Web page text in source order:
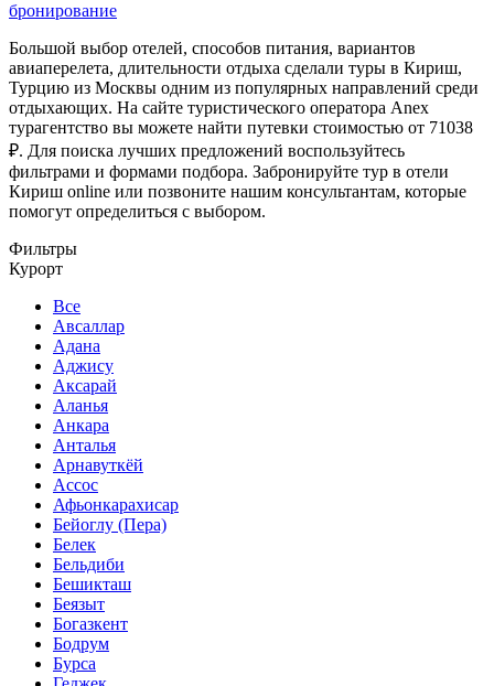
бронирование
Большой выбор отелей, способов питания, вариантов
авиаперелета, длительности отдыха сделали туры в Кириш,
Турцию из Москвы одним из популярных направлений среди
отдыхающих. На сайте туристического оператора Anex
турагентство вы можете найти путевки стоимостью от 71038
₽. Для поиска лучших предложений воспользуйтесь
фильтрами и формами подбора. Забронируйте тур в отели
Кириш online или позвоните нашим консультантам, которые
помогут определиться с выбором.
Фильтры
Курорт
Все
Авсаллар
Адана
Аджису
Аксарай
Аланья
Анкара
Анталья
Арнавуткёй
Ассос
Афьонкарахисар
Бейоглу (Пера)
Белек
Бельдиби
Бешикташ
Беязыт
Богазкент
Бодрум
Бурса